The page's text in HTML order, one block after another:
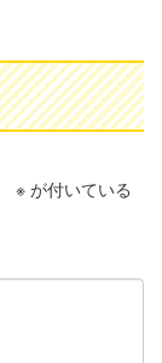
※ が付いている